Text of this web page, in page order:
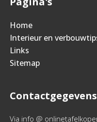
Home
Interieur en
Links
Sitemap
Contactgegevens
Via info @